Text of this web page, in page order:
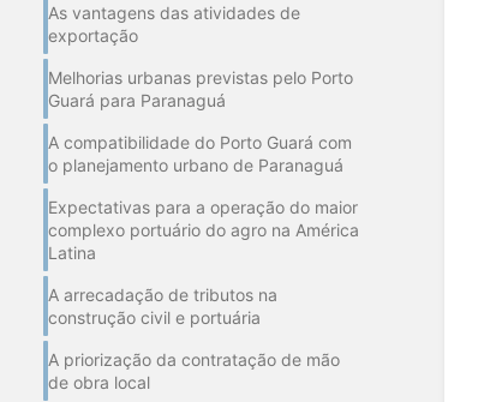
As vantagens das atividades de
exportação
Melhorias urbanas previstas pelo Porto
Guará para Paranaguá
A compatibilidade do Porto Guará com
o planejamento urbano de Paranaguá
Expectativas para a operação do maior
complexo portuário do agro na América
Latina
A arrecadação de tributos na
construção civil e portuária
A priorização da contratação de mão
de obra local